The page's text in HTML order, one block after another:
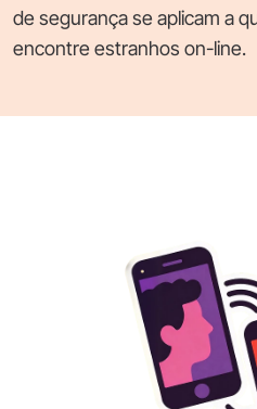
de segurança se aplicam a
encontre estranhos on-line.